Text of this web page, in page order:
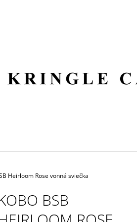
Heirloom Rose vonná sviečka
BSB
HERMANOS APOTHECARY